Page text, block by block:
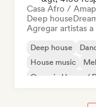
Casa Afro /
Deep house
Agregar artistas
Deep house
House music
Organic House /